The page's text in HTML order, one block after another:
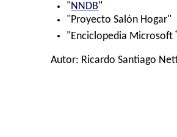
"NNDB"
"Proyecto Salón Hogar"
"Enciclopedia Microsoft®
Autor: Ricardo Santiago